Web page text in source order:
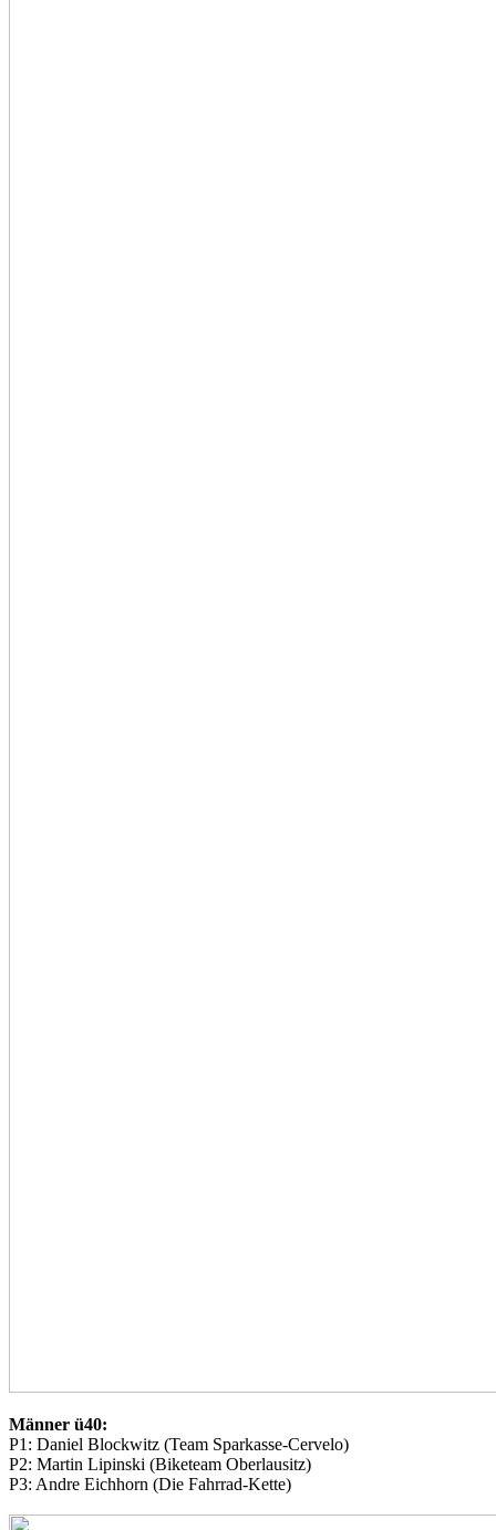
Männer ü40:
P1: Daniel Blockwitz (Team Sparkasse-Cervelo)
P2: Martin Lipinski (Biketeam Oberlausitz)
P3: Andre Eichhorn (Die Fahrrad-Kette)